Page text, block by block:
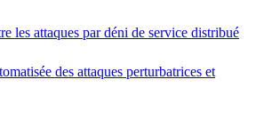
les attaques par déni de service distribué
des attaques perturbatrices et